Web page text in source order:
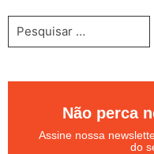
Não perca
Assine nossa
do